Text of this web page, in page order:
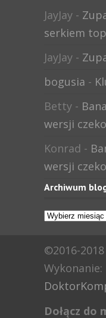
JayJay -
serkiem
JayJay -
bogusia -
Betty -
wersji
Konrad -
wersji
Archiwum
Archiwum
©2016-
Wykonanie:
Dołącz do